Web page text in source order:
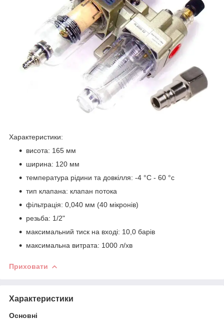
Характеристики:
висота: 165 мм
ширина: 120 мм
температура рідини та довкілля: -4 °C - 60 °c
тип клапана: клапан потока
фільтрація: 0,040 мм (40 мікронів)
резьба: 1/2"
максимальний тиск на вході: 10,0 барів
максимальна витрата: 1000 л/хв
Приховати
Характеристики
Основні